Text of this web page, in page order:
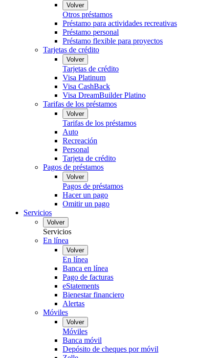
Volver
Otros préstamos
Préstamo para actividades recreativas
Préstamo personal
Préstamo flexible para proyectos
Tarjetas de crédito
Volver
Tarjetas de crédito
Visa Platinum
Visa CashBack
Visa DreamBuilder Platino
Tarifas de los préstamos
Volver
Tarifas de los préstamos
Auto
Recreación
Personal
Tarjeta de crédito
Pagos de préstamos
Volver
Pagos de préstamos
Hacer un pago
Omitir un pago
Servicios
Volver
Servicios
En línea
Volver
En línea
Banca en línea
Pago de facturas
eStatements
Bienestar financiero
Alertas
Móviles
Volver
Móviles
Banca móvil
Depósito de cheques por móvil